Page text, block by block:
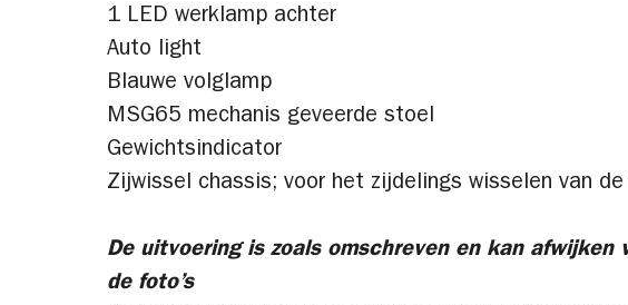
1 LED werklamp achter
Auto light
Blauwe volglamp
MSG65 mechanis geveerde stoel
Gewichtsindicator
Zijwissel chassis; voor het zijdelings wisselen van
De uitvoering is zoals omschreven en kan afwijken
de foto’s